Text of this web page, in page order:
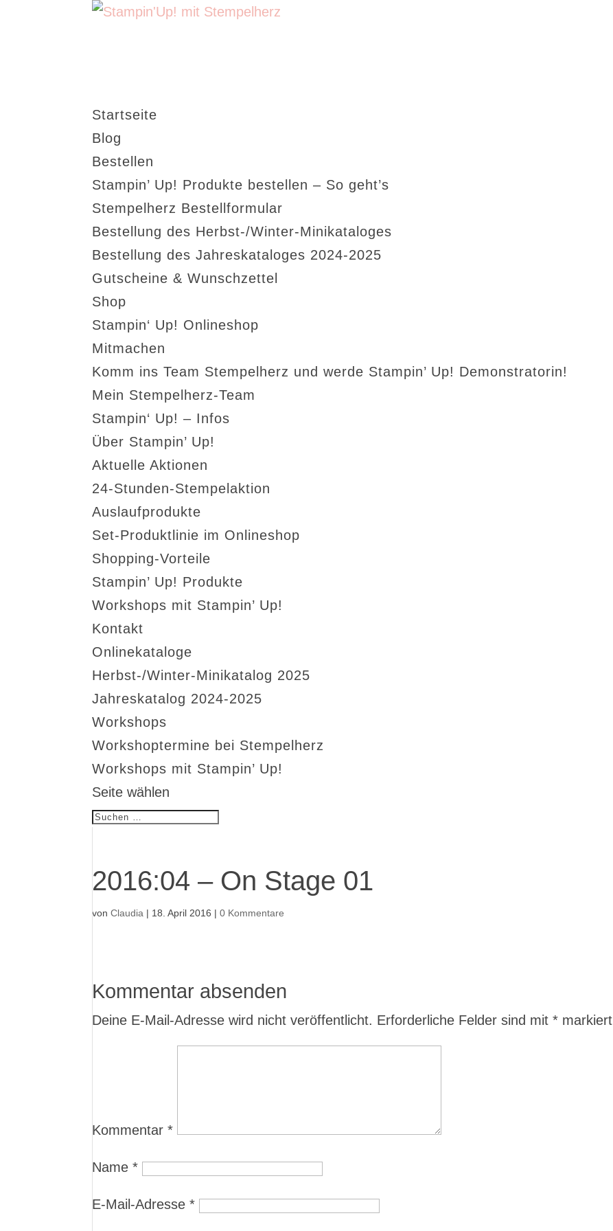
Startseite
Blog
Bestellen
Stampin’ Up! Produkte bestellen – So geht’s
Stempelherz Bestellformular
Bestellung des Herbst-/Winter-Minikataloges
Bestellung des Jahreskataloges 2024-2025
Gutscheine & Wunschzettel
Shop
Stampin‘ Up! Onlineshop
Mitmachen
Komm ins Team Stempelherz und werde Stampin’ Up! Demonstratorin!
Mein Stempelherz-Team
Stampin‘ Up! – Infos
Über Stampin’ Up!
Aktuelle Aktionen
24-Stunden-Stempelaktion
Auslaufprodukte
Set-Produktlinie im Onlineshop
Shopping-Vorteile
Stampin’ Up! Produkte
Workshops mit Stampin’ Up!
Kontakt
Onlinekataloge
Herbst-/Winter-Minikatalog 2025
Jahreskatalog 2024-2025
Workshops
Workshoptermine bei Stempelherz
Workshops mit Stampin’ Up!
Seite wählen
2016:04 – On Stage 01
vonClaudia | 18. April 2016 |0 Kommentare
Kommentar absenden
Deine E-Mail-Adresse wird nicht veröffentlicht. Erforderliche Felder sind mit* markiert
Kommentar*
Name*
E-Mail-Adresse*